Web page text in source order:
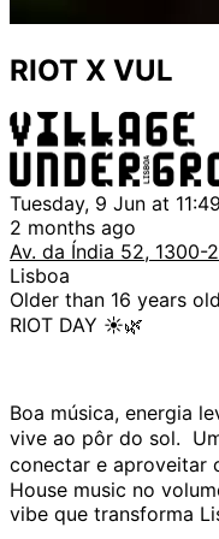
RIOT X VUL
Tuesday, 9 Jun at
2 months ago
Av. da Índia 52, 1300-
Lisboa
Older than 16 years old
RIOT DAY ☀️🌿
Boa música, energia
vive ao pôr do sol.
conectar e aproveitar
House music no
vibe que transforma